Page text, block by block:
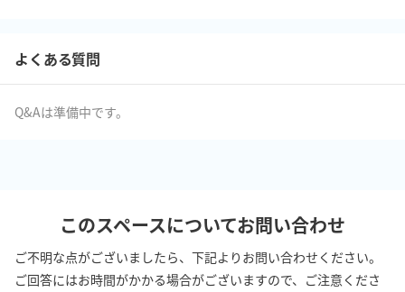
よくある質問
Q&Aは準備中です。
このスペースについてお問い合わせ
ご不明な点がございましたら、下記よりお問い合わせください。
ご回答にはお時間がかかる場合がございますので、ご注意くださ